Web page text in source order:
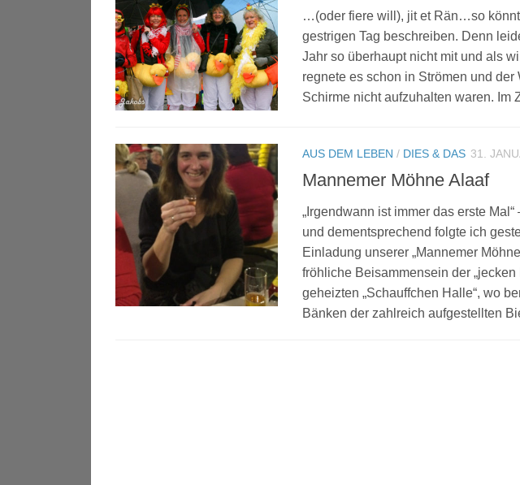
…(oder fiere will), jit et Rän…so
gestrigen Tag beschreiben. Denn
Jahr so überhaupt nicht mit und als
regnete es schon in Strömen und
Schirme nicht aufzuhalten waren. Im
AUS DEM LEBEN / DIES & DAS 31.
Mannemer Möhne Alaaf
„Irgendwann ist immer das erste
und dementsprechend folgte ich
Einladung unserer „Mannemer
fröhliche Beisammensein der
geheizten „Schauffchen Halle“, wo
Bänken der zahlreich aufgestellten